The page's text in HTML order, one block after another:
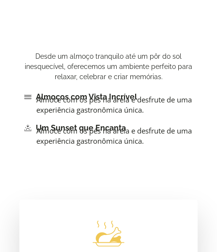
Desde um almoço tranquilo até um pôr do sol
inesquecível, oferecemos um ambiente perfeito para
relaxar, celebrar e criar memórias.
Almoços com Vista Incrível
Almoce com os pés na areia e desfrute de uma
experiência gastronômica única.
Um Sunset que Encanta
Almoce com os pés na areia e desfrute de uma
experiência gastronômica única.